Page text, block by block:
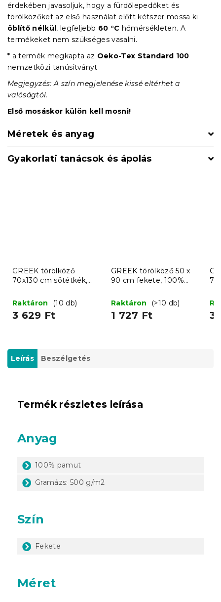
érdekében javasoljuk, hogy a fürdőlepedőket és
törölközőket az első használat előtt kétszer mossa ki
öblítő nélkül, legfeljebb 60 °C hőmérsékleten. A
termékeket nem szükséges vasalni.
* a termék megkapta az Oeko-Tex Standard 100
nemzetközi tanúsítványt
Megjegyzés: A szín megjelenése kissé eltérhet a
valóságtól.
Első mosáskor külön kell mosni!
Méretek és anyag
Gyakorlati tanácsok és ápolás
GREEK törölköző
70x130 cm sötétkék,
Raktáron
(10 db)
3 629 Ft
GREEK törölköző 50 x
90 cm fekete, 100%
Raktáron
(>10 db)
1 727 Ft 3
Leírás Beszélgetés
Termék részletes leírása
Anyag
100% pamut
Gramázs: 500 g/m2
Szín
Fekete
Méret